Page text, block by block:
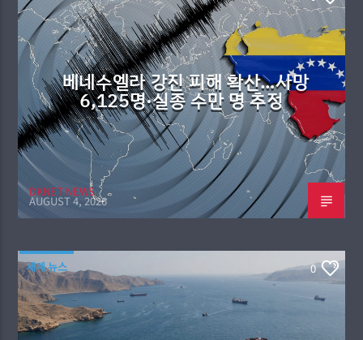
베네수엘라 강진 피해 확산…사망
6,125명·실종 수만 명 추정
DKNET NEWS
AUGUST 4, 2026
세계 뉴스 0